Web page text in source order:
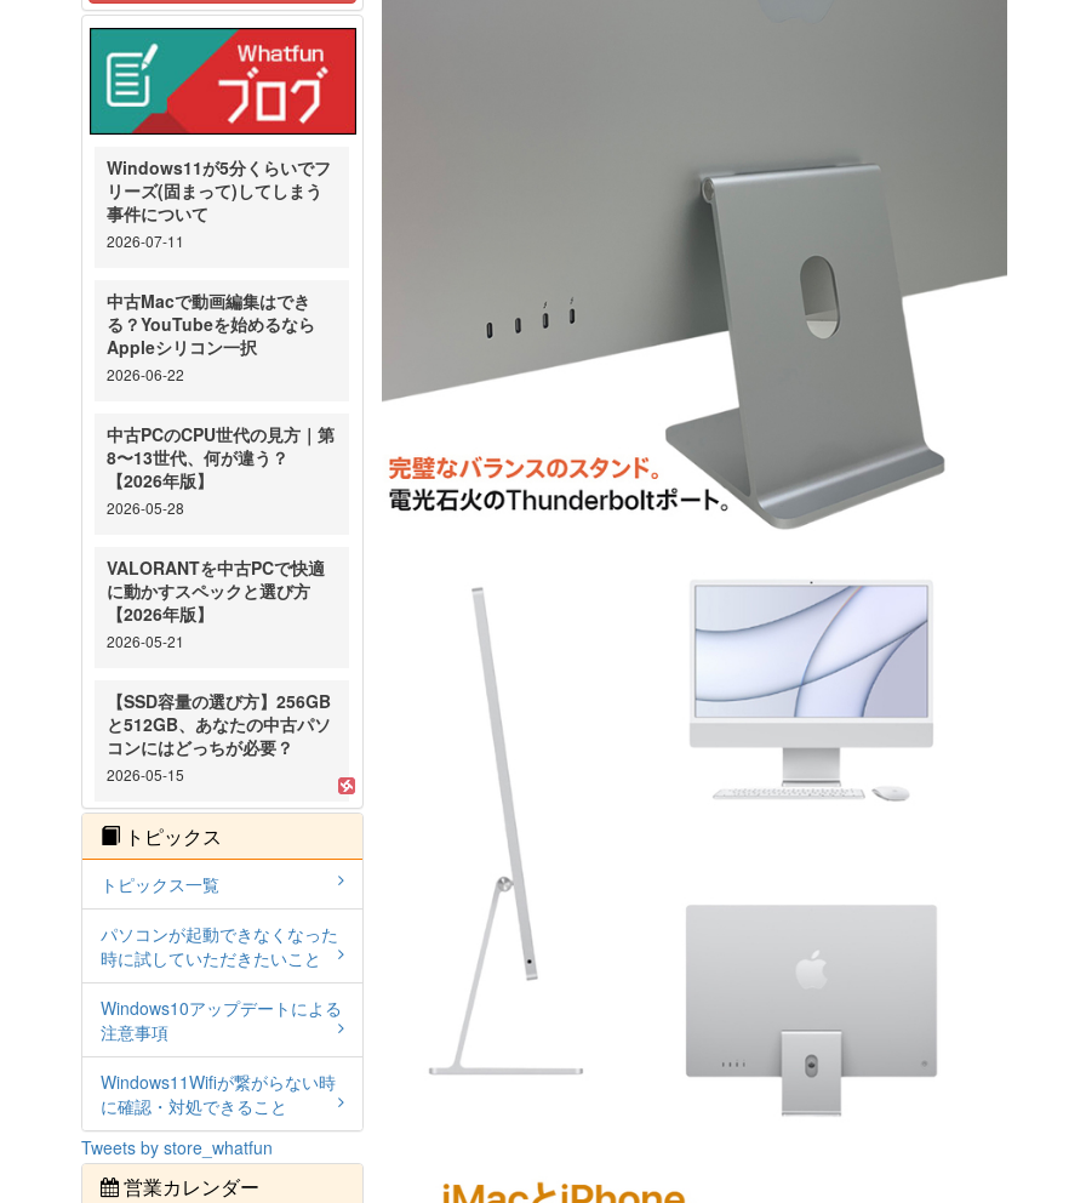
Windows11が5分くらいでフ
リーズ(固まって)してしまう
事件について
2026-07-11
中古Macで動画編集はでき
る？YouTubeを始めるなら
Appleシリコン一択
2026-06-22
中古PCのCPU世代の見方｜第
8〜13世代、何が違う？
【2026年版】
2026-05-28
VALORANTを中古PCで快適
に動かすスペックと選び方
【2026年版】
2026-05-21
【SSD容量の選び方】256GB
と512GB、あなたの中古パソ
コンにはどっちが必要？
2026-05-15
トピックス
トピックス一覧
パソコンが起動できなくなった
時に試していただきたいこと
Windows10アップデートによる
注意事項
Windows11Wifiが繋がらない時
に確認・対処できること
Tweets by store_whatfun
営業カレンダー